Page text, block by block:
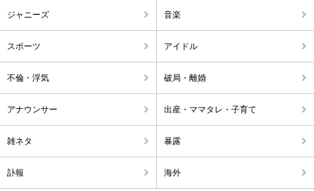
ジャニーズ 音楽
スポーツ アイドル
不倫・浮気 破局・離婚
アナウンサー 出産・ママタレ・子育て
雑ネタ 暴露
訃報 海外